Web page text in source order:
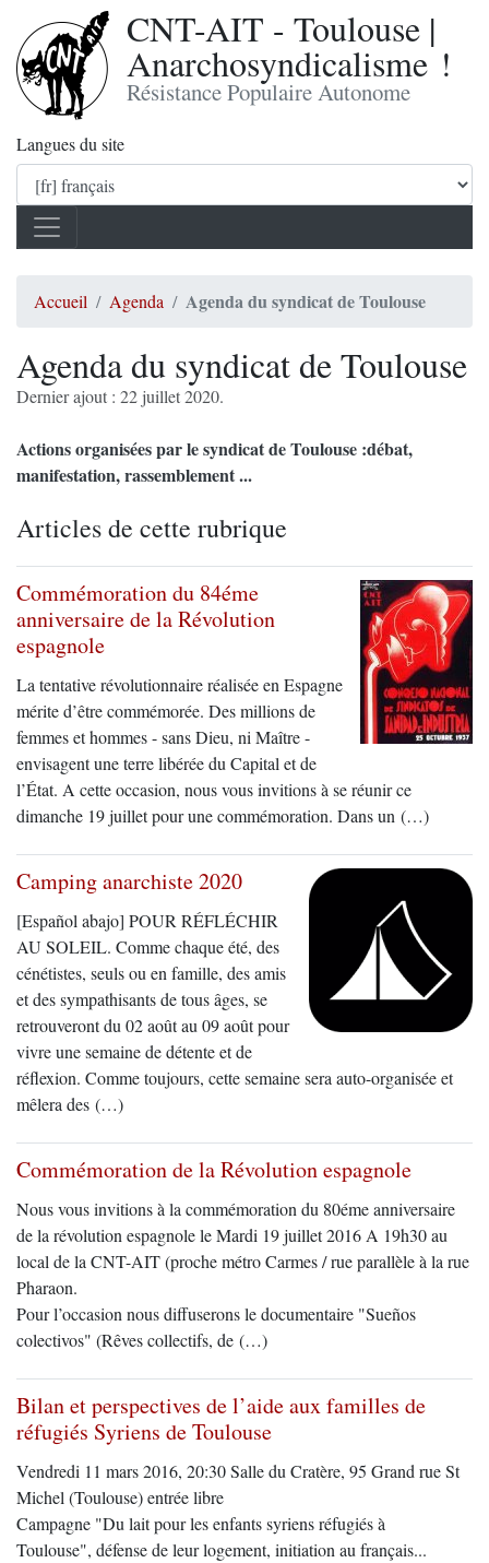
CNT-AIT - Toulouse |
Anarchosyndicalisme !
Résistance Populaire Autonome
Langues du site
Accueil Agenda Agenda du syndicat de Toulouse
Agenda du syndicat de Toulouse
Dernier ajout : 22 juillet 2020.
Actions organisées par le syndicat de Toulouse :débat,
manifestation, rassemblement ...
Articles de cette rubrique
Commémoration du 84éme
anniversaire de la Révolution
espagnole
La tentative révolutionnaire réalisée en Espagne
mérite d’être commémorée. Des millions de
femmes et hommes - sans Dieu, ni Maître -
envisagent une terre libérée du Capital et de
l’État. A cette occasion, nous vous invitions à se réunir ce
dimanche 19 juillet pour une commémoration. Dans un (…)
Camping anarchiste 2020
[Español abajo] POUR RÉFLÉCHIR
AU SOLEIL. Comme chaque été, des
cénétistes, seuls ou en famille, des amis
et des sympathisants de tous âges, se
retrouveront du 02 août au 09 août pour
vivre une semaine de détente et de
réflexion. Comme toujours, cette semaine sera auto-organisée et
mêlera des (…)
Commémoration de la Révolution espagnole
Nous vous invitions à la commémoration du 80éme anniversaire
de la révolution espagnole le Mardi 19 juillet 2016 A 19h30 au
local de la CNT-AIT (proche métro Carmes / rue parallèle à la rue
Pharaon.
Pour l’occasion nous diffuserons le documentaire "Sueños
colectivos" (Rêves collectifs, de (…)
Bilan et perspectives de l’aide aux familles de
réfugiés Syriens de Toulouse
Vendredi 11 mars 2016, 20:30 Salle du Cratère, 95 Grand rue St
Michel (Toulouse) entrée libre
Campagne "Du lait pour les enfants syriens réfugiés à
Toulouse", défense de leur logement, initiation au français...